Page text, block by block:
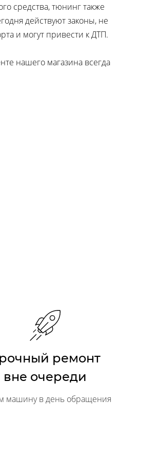
средства, тюнинг также
действуют законы, не
и могут привести к ДТП.
нашего магазина всегда
ремонт
вне очереди
машину в день обращения